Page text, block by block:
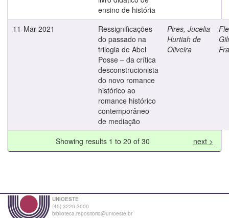
ensino de história
11-Mar-2021
Ressignificações
do passado na
trilogia de Abel
Posse – da crítica
desconstrucionista
do novo romance
histórico ao
romance histórico
contemporâneo
de mediação
Pires, Jucelia
Hurtiah de
Oliveira
Showing results 1 to 20 of 30 next >
UNIOESTE
(45) 3220-3000
biblioteca.repositorio@unioeste.br